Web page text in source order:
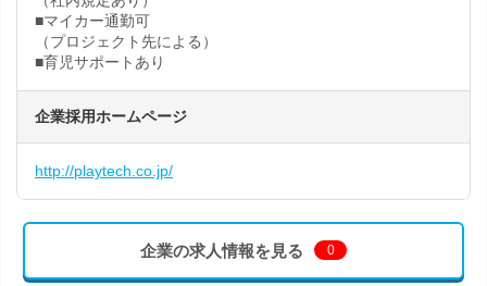
■マイカー通勤可
（プロジェクト先による）
■育児サポートあり
企業採用ホームページ
http://playtech.co.jp/
企業の求人情報を見る 0